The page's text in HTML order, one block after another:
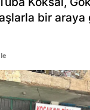
bir araya